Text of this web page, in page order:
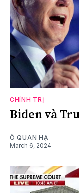
CHÍNH TRỊ
Biden và
Ô QUAN HẠ
March 6, 2024